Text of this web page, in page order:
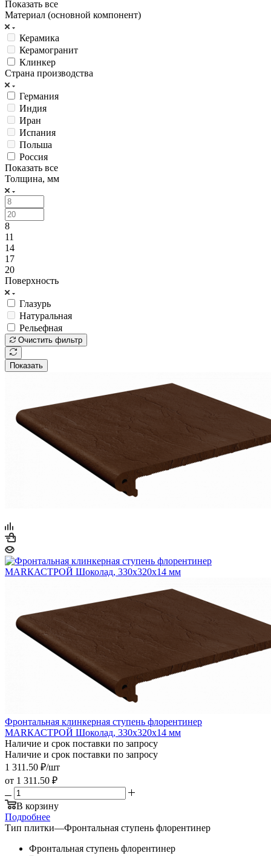
Показать все
Материал (основной компонент)
Керамика
Керамогранит
Клинкер
Страна производства
Германия
Индия
Иран
Испания
Польша
Россия
Показать все
Толщина, мм
8
11
14
17
20
Поверхность
Глазурь
Натуральная
Рельефная
Очистить фильтр
Показать
Фронтальная клинкерная ступень флорентинер
МАRКАСТРОЙ Шоколад, 330x320x14 мм
Наличие и срок поставки по запросу
Наличие и срок поставки по запросу
1 311.50 ₽/шт
от 1 311.50 ₽
В корзину
Подробнее
Тип плитки—Фронтальная ступень флорентинер
Фронтальная ступень флорентинер